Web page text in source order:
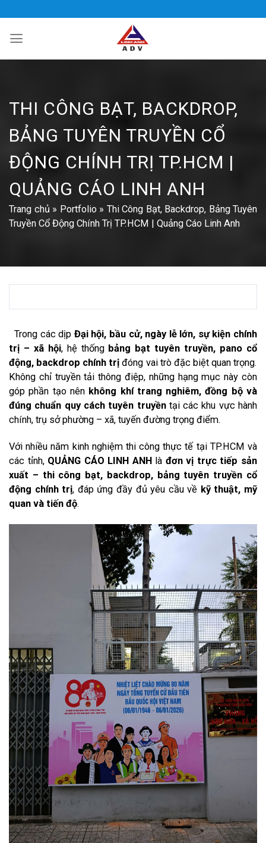
qua
nội
THI CÔNG BẠT, BACKDROP,
BẢNG TUYÊN TRUYỀN CỔ
ĐỘNG CHÍNH TRỊ TP.HCM |
QUẢNG CÁO LINH ANH
Trang chủ » Portfolio» Thi Công Bạt, Backdrop, Bảng Tuyên
Truyền Cổ Động Chính Trị TP.HCM | Quảng Cáo Linh Anh
Trong các dịp Đại hội, bầu cử, ngày lễ lớn, sự kiện chính
trị – xã hội, hệ thống bảng bạt tuyên truyền, pano cổ
động, backdrop chính trị đóng vai trò đặc biệt quan trọng.
Không chỉ truyền tải thông điệp, những hạng mục này còn
góp phần tạo nên không khí trang nghiêm, đồng bộ và
đúng chuẩn quy cách tuyên truyềntại các khu vực hành
chính, trụ sở phường – xã, tuyến đường trọng điểm.
Với nhiều năm kinh nghiệm thi công thực tế tại TP.HCM và
các tỉnh, QUẢNG CÁO LINH ANH là đơn vị trực tiếp sản
xuất – thi công bạt, backdrop, bảng tuyên truyền cổ
động chính trị, đáp ứng đầy đủ yêu cầu về kỹ thuật, mỹ
quan và tiến độ.